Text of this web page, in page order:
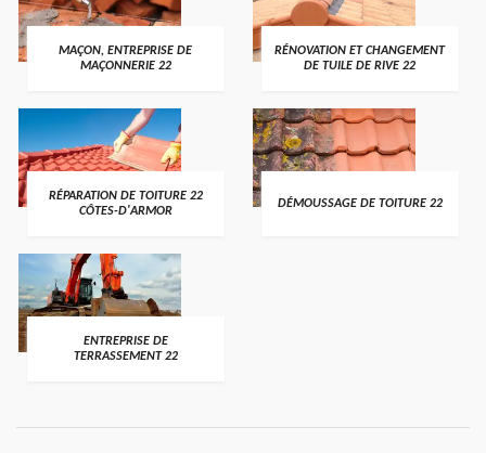
MAÇON, ENTREPRISE DE
MAÇONNERIE 22
RÉNOVATION ET CHANGEMENT
DE TUILE DE RIVE 22
RÉPARATION DE TOITURE 22
CÔTES-D'ARMOR
DÉMOUSSAGE DE TOITURE 22
ENTREPRISE DE
TERRASSEMENT 22